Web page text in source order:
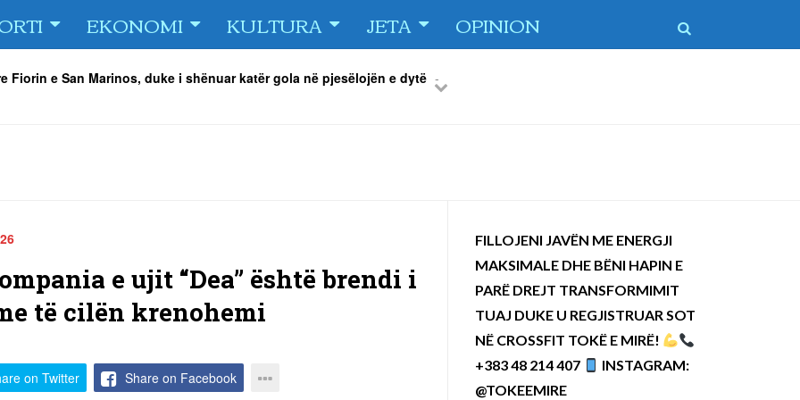
EKONOMI KULTURA JETA OPINION
Fiorin e San Marinos, duke i shënuar katër gola në pjesëlojën e dytë
Orhan Abdi -06/08/2026
këta lojtarë
PreviousNext
e ujit “Dea” është brendi i
të cilën krenohemi
on Twitter Share on Facebook
FILLOJENI JAVËN ME ENERGJI
MAKSIMALE DHE BËNI HAPIN E
PARË DREJT TRANSFORMIMIT
TUAJ DUKE U REGJISTRUAR SOT
NË CROSSFIT TOKË E MIRË!
+383 48 214 407
INSTAGRAM:
@TOKEEMIRE